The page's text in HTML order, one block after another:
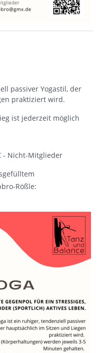
passiver Yogastil, der
praktiziert wird.
ist jederzeit möglich
- Nicht-Mitglieder
Rößle: